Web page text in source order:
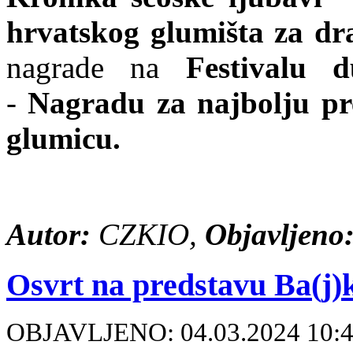
hrvatskog glumišta za
nagrade na Festivalu
-Nagradu za najbolju
glumicu.
Autor: CZKIO,
Osvrt na predstavu
OBJAVLJENO: 04.03.2024